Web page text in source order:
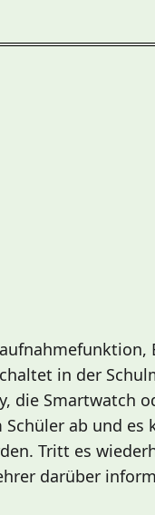
in der
die Smartwatch
ab und es
Tritt es
darüber